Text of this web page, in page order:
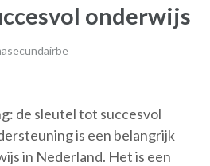
onderwijs
de sleutel tot succesvol
is een belangrijk
in Nederland. Het is een